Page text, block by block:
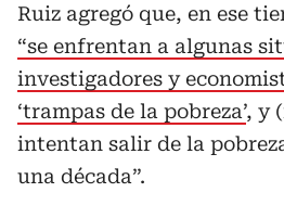
Ruiz agregó que, en ese
“se enfrentan a algunas
investigadores y
‘trampas de la pobreza’, y
intentan salir de la
una década”.